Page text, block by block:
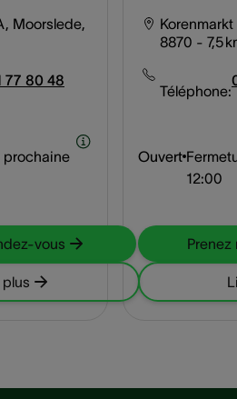
Moorslede,
77 80 48
prochaine
vous
plus
8870 - 7,5
Téléphone:
Ouvert
12:00